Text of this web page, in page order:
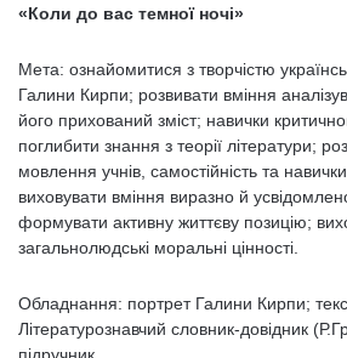
«Коли до вас темної ночі»
Мета: ознайомитися з творчістю
Галини Кирпи; розвивати вміння
його прихований зміст; навички
поглибити знання з теорії літератури;
мовлення учнів, самостійність та
виховувати вміння виразно й
формувати активну життєву позицію;
загальнолюдські моральні цінності.
Обладнання: портрет Галини Кирпи;
Літературознавчий словник-довідник